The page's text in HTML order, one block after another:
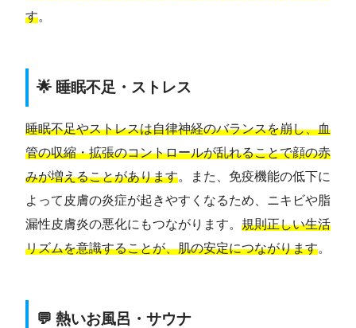
す。
🌟 睡眠不足・ストレス
睡眠不足やストレスは自律神経のバランスを崩し、血
管の収縮・拡張のコントロールが乱れることで顔の赤
みが増えることがあります。また、免疫機能の低下に
よって皮膚の炎症が起きやすくなるため、ニキビや脂
漏性皮膚炎の悪化にもつながります。 規則正しい生活
リズムを意識することが、肌の安定につながります。
💬 熱いお風呂・サウナ